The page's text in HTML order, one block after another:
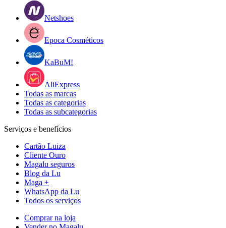
Netshoes
Epoca Cosméticos
KaBuM!
AliExpress
Todas as marcas
Todas as categorias
Todas as subcategorias
Serviços e benefícios
Cartão Luiza
Cliente Ouro
Magalu seguros
Blog da Lu
Maga +
WhatsApp da Lu
Todos os serviços
Comprar na loja